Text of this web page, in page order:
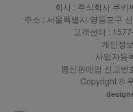
회사 : 주식회사 쿠키
주소 : 서울특별시 영등포구
고객센터 :
개인정
사업자등
통신판매업 신고번
Copyright ©